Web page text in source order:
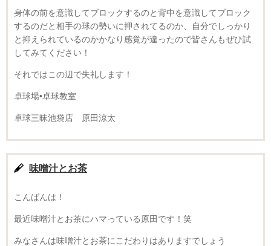
身体の前を意識してブロックするのと背中を意識してブロック
するのだと相手の球の勢いに押されてるのか、自分でしっかり
と抑えられているのかかなり感覚が違ったので皆さんもぜひ試
してみてください！
それではこの辺で失礼します！
卓球場•卓球教室
卓球三昧池袋店 原田涼太
味噌汁とお茶
こんばんは！
最近味噌汁とお茶にハマっている原田です！笑
みなさんは味噌汁とお茶にこだわりはありますでしょう